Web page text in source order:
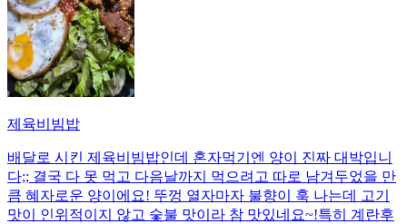
제육비빔밥
배달로 시킨 제육비빔밥인데 혼자먹기엔 양이 진짜 대박입니
다;; 결국 다 못 먹고 다음날까지 먹으려고 따로 남겨두었을 만
큼 혜자로운 양이에요! 뚜껑 열자마자 불향이 훅 나는데 고기
맛이 인위적이지 않고 숯불 맛이라 참 맛있네요~!특히 계란후